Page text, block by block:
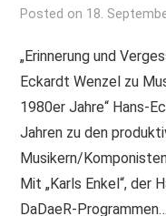
Posted on 18.
„Erinnerung und
Eckardt Wenzel zu
1980er Jahre“ Hans-
Jahren zu den
Musikern/
Mit „Karls Enkel“, der
DaDaeR-Programmen…